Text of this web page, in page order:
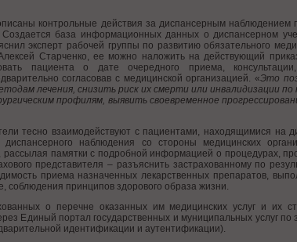
контрольные действия за диспансерным наблюдением
Создается база информационных данных о диспансерном
эксперт рабочей группы по развитию обязательного
Старченко, ее можно наложить на действующий
пациента о дате очередного приема,
согласовав с медицинской организацией. «Это
лечения, снизить риск их смерти или инвалидизации по
профилям, выявить своевременное
тесно взаимодействуют с пациентами, находящимися на
наблюдения со стороны медицинских
памятки с подробной информацией о процедурах,
представителя – разъяснить застрахованному по
приема назначенных лекарственных препаратов,
соблюдения принципов здорового образа жизни.
о перечне оказанных им медицинских услуг и их
Единый портал государственных и муниципальных услуг по
идентификации и аутентификации).